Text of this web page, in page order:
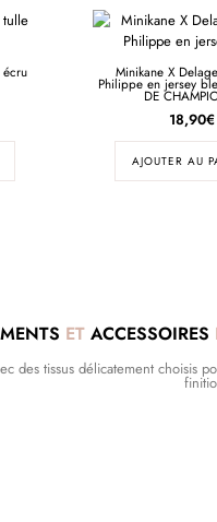
écru Minikane X
Philippe en jersey
DE
18,90€
AJOUTER AU
ET ACCESSOIRES
des tissus délicatement